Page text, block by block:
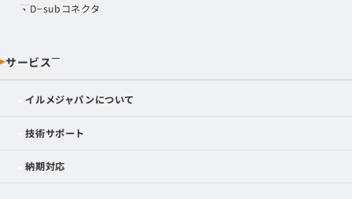
D−subコネクタ
サービス
イルメジャパンについて
技術サポート
納期対応